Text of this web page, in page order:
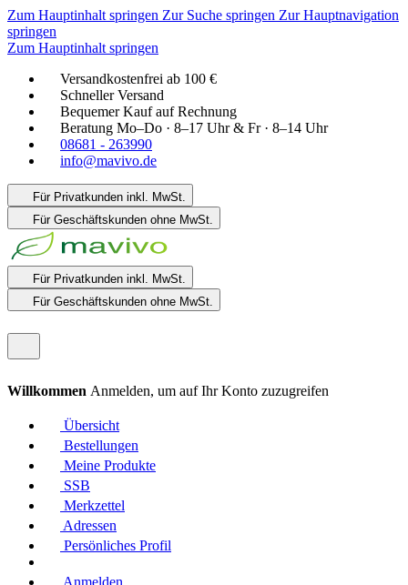
Zum Hauptinhalt springen Zur Suche springen Zur Hauptnavigation
springen
Zum Hauptinhalt springen
Versandkostenfrei ab 100 €
Schneller Versand
Bequemer Kauf auf Rechnung
Beratung Mo–Do · 8–17 Uhr & Fr · 8–14 Uhr
08681 - 263990
info@mavivo.de
Für Privatkunden inkl. MwSt.
Für Geschäftskunden ohne MwSt.
Für Privatkunden inkl. MwSt.
Für Geschäftskunden ohne MwSt.
Willkommen Anmelden, um auf Ihr Konto zuzugreifen
Übersicht
Bestellungen
Meine Produkte
SSB
Merkzettel
Adressen
Persönliches Profil
Anmelden